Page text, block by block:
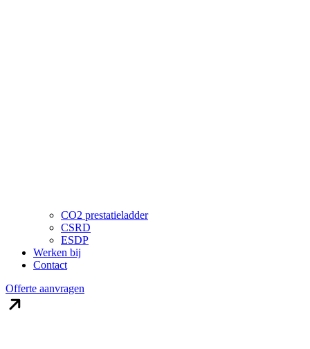
CO2 prestatieladder
CSRD
ESDP
Werken bij
Contact
Offerte aanvragen